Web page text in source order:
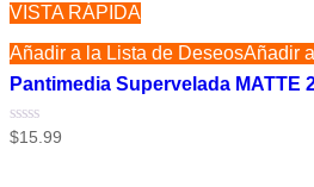
VISTA RÁPIDA
Añadir a la Lista de DeseosAñadir
Pantimedia Supervelada MATTE
Valorado
$15.99